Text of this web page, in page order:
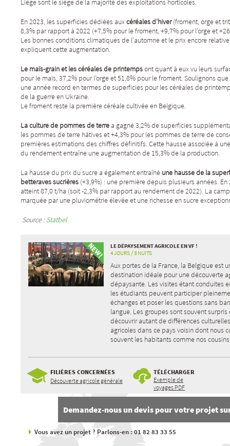
Liège sont le siège de la majorité des exploitations horticoles.
En 2023, les superficies dédiées auxcéréales d’hiver(froment, orge et
8,3% par rapport à 2022 (+7,5% pour le froment, +9,7% pour l’orge et
Les bonnes conditions climatiques de l’automne et le prix encore
expliquent cette augmentation.
Le maïs-grain et les céréales de printempsont quant à eux vu leurs
pour le maïs, 37,2% pour l’orge et 51,8% pour le froment. Soulignons
une année record en termes de superficies pour les céréales de
de la guerre en Ukraine.
Le froment reste la première céréale cultivée en Belgique.
La culture de pommes de terre a gagné 3,2% de superficies
les pommes de terre hâtives et +4,3% pour les pommes de terre de
premières estimations des chiffres définitifs. Cette hausse associée à
du rendement entraîne une augmentation de 15,3% de la production.
La hausse du prix du sucre a également entraîné une hausse de la
betteraves sucrières (+3,9%) : une première depuis plusieurs années.
atteint 87,0 t/ha (soit -2,3% par rapport au rendement de 2022). La
marquée par une pluviométrie élevée et une richesse en sucre
Source :Statbel
LE DÉPAYSEMENT AGRICOLE EN VF !
4 JOURS / 3 NUITS
Aux portes de la France, la Belgique est
destination idéale pour une découverte
dépaysante. Les visites étant conduites
les étudiants peuvent participer
échanges et poser les questions sans
langue. Les groupes sont souvent surpris
découvrir autant de différences
agricoles dans ce pays voisin dont nous
souvent les habitants comme nos
FILIÈRES CONCERNÉES
Découverte agricole générale
TÉLÉCHARGER
Exemple de
voyages PDF
Demandez-nous un devis pour votre projet
Vous avez un projet ? Parlons-en : 01 82 83 33 55